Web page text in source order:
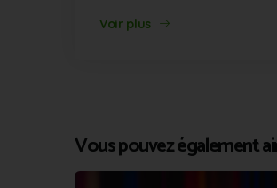
Voir plus
Vous pouvez également